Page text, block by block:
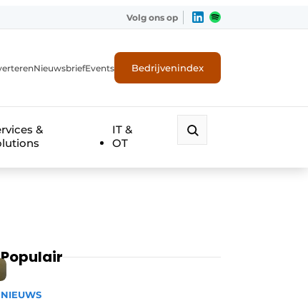
Volg ons op
NieuwsbriefEvents Bedrijvenindex
&
IT &
OT
Populair
NIEUWS